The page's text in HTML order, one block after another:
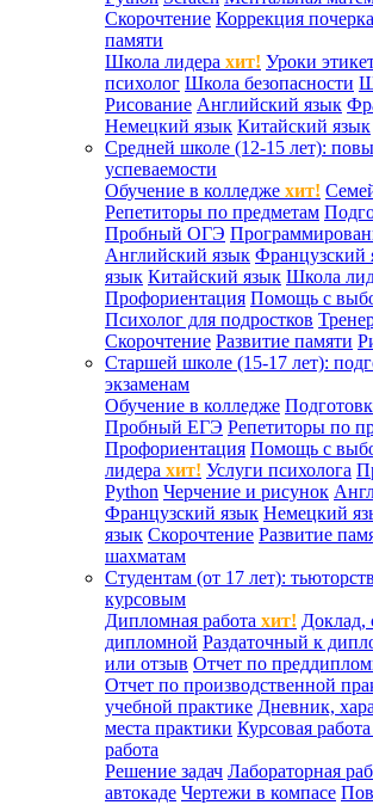
Скорочтение Коррекция почерка
памяти
Школа лидера хит! Уроки
психолог Школа безопасности
Рисование Английский язык
Немецкий язык Китайский язык
Средней школе (12-15 лет):
успеваемости
Обучение в колледже хит!
Репетиторы по предметам
Пробный ОГЭ
Английский язык Французский
язык Китайский язык Школа
Профориентация Помощь с
Психолог для подростков
Скорочтение Развитие памяти
Старшей школе (15-17 лет):
экзаменам
Обучение в колледже
Пробный ЕГЭ Репетиторы по
Профориентация Помощь с
лидера хит! Услуги психолога
Python Черчение и рисунок
Французский язык Немецкий
язык Скорочтение Развитие
шахматам
Студентам (от 17 лет):
курсовым
Дипломная работа хит! Доклад,
дипломной Раздаточный к
или отзыв Отчет по
Отчет по производственной
учебной практике Дневник,
места практики Курсовая работа
работа
Решение задач Лабораторная
автокаде Чертежи в компасе